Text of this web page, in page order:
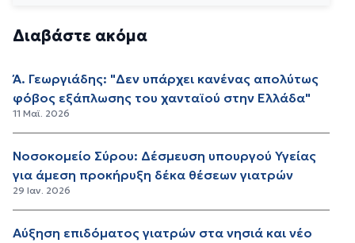
Διαβάστε ακόμα
Ά. Γεωργιάδης: "Δεν υπάρχει κανένας απολύτως
φόβος εξάπλωσης του χανταϊού στην Ελλάδα"
11 Μαϊ. 2026
Νοσοκομείο Σύρου: Δέσμευση υπουργού Υγείας
για άμεση προκήρυξη δέκα θέσεων γιατρών
29 Ιαν. 2026
Αύξηση επιδόματος γιατρών στα νησιά και νέο